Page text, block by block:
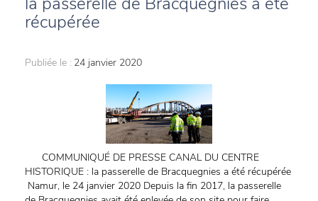
récupérée
Publiée le : 24 janvier 2020
COMMUNIQUÉ DE PRESSE CANAL DU CENTRE
HISTORIQUE : la passerelle de Bracquegnies a été récupérée
Namur, le 24 janvier 2020 Depuis la fin 2017, la passerelle